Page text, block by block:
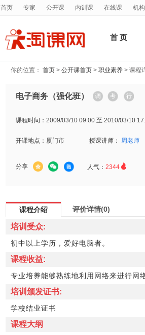
首 页
你的位置： 首页 > 公开课首页 > 职业素养 > 课程
电子商务（强化班）
课程时间： 2009/03/10 09:00 至 2010/03/10
开课地点： 厦门市 授课讲师： 周老师
分享 人气： 2344 
课程介绍 评价详情(0)
培训受众:
初中以上学历，爱好电脑者。
课程收益:
专业培养能够熟练地利用网络来进行网
培训颁发证书:
学校结业证书
课程大纲
首页 专家 公开课 内训课 在线课 机构